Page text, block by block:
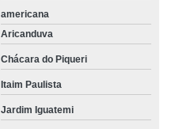
americana
Aricanduva
Chácara do Piqueri
Itaim Paulista
Jardim Iguatemi